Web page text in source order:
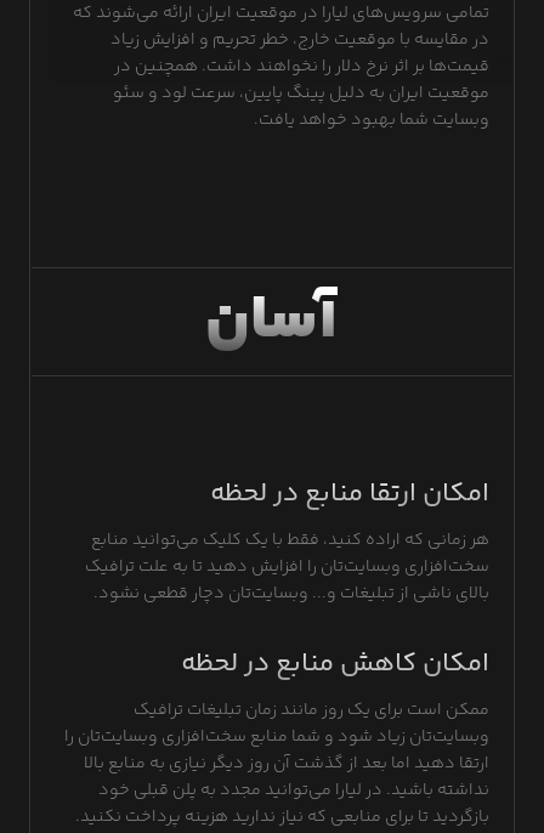
تمامی سرویس‌های لیارا در موقعیت ایران ارائه می‌شوند که
در مقایسه با موقعیت خارج، خطر تحریم و افزایش زیاد
قیمت‌ها بر اثر نرخ دلار را نخواهند داشت. همچنین در
موقعیت ایران به دلیل پینگ پایین، سرعت لود و سئو
وبسایت شما بهبود خواهد یافت.
آسان
امکان ارتقا منابع در لحظه
هر زمانی که اراده کنید، فقط با یک کلیک می‌توانید منابع
سخت‌افزاری وبسایت‌تان را افزایش دهید تا به علت ترافیک
بالای ناشی از تبلیغات و... وبسایت‌تان دچار قطعی نشود.
امکان کاهش منابع در لحظه
ممکن است برای یک روز مانند زمان تبلیغات ترافیک
وبسایت‌تان زیاد شود و شما منابع سخت‌افزاری وبسایت‌تان را
ارتقا دهید اما بعد از گذشت آن روز دیگر نیازی به منابع بالا
نداشته باشید. در لیارا می‌توانید مجدد به پلن قبلی خود
بازگردید تا برای منابعی که نیاز ندارید هزینه پرداخت نکنید.